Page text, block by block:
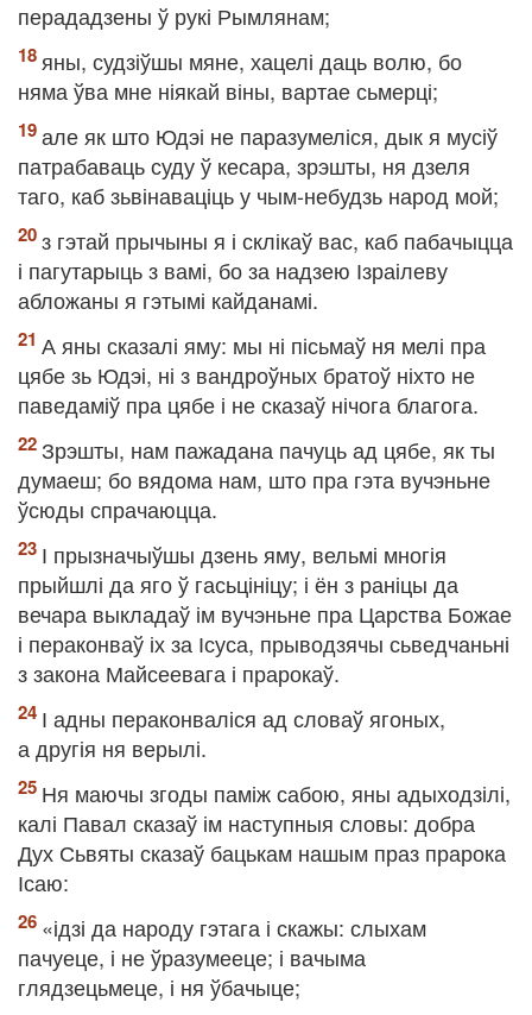
перададзены ў рукі Рымлянам;
яны, судзіўшы мяне, хацелі даць волю, бо
няма ўва мне ніякай віны, вартае сьмерці;
але як што Юдэі не паразумеліся, дык я мусіў
патрабаваць суду ў кесара, зрэшты, ня дзеля
таго, каб зьвінаваціць у чым-небудзь народ мой;
з гэтай прычыны я і склікаў вас, каб пабачыцца
і пагутарыць з вамі, бо за надзею Ізраілеву
абложаны я гэтымі кайданамі.
А яны сказалі яму: мы ні пісьмаў ня мелі пра
цябе зь Юдэі, ні з вандроўных братоў ніхто не
паведаміў пра цябе і не сказаў нічога благога.
Зрэшты, нам пажадана пачуць ад цябе, як ты
думаеш; бо вядома нам, што пра гэта вучэньне
ўсюды спрачаюцца.
І прызначыўшы дзень яму, вельмі многія
прыйшлі да яго ў гасьцініцу; і ён з раніцы да
вечара выкладаў ім вучэньне пра Царства Божае
і пераконваў іх за Ісуса, прыводзячы сьведчаньні
з закона Майсеевага і прарокаў.
І адны пераконваліся ад словаў ягоных,
а другія ня верылі.
Ня маючы згоды паміж сабою, яны адыходзілі,
калі Павал сказаў ім наступныя словы: добра
Дух Сьвяты сказаў бацькам нашым праз прарока
Ісаю:
«ідзі да народу гэтага і скажы: слыхам
пачуеце, і не ўразумееце; і вачыма
глядзецьмеце, і ня ўбачыце;